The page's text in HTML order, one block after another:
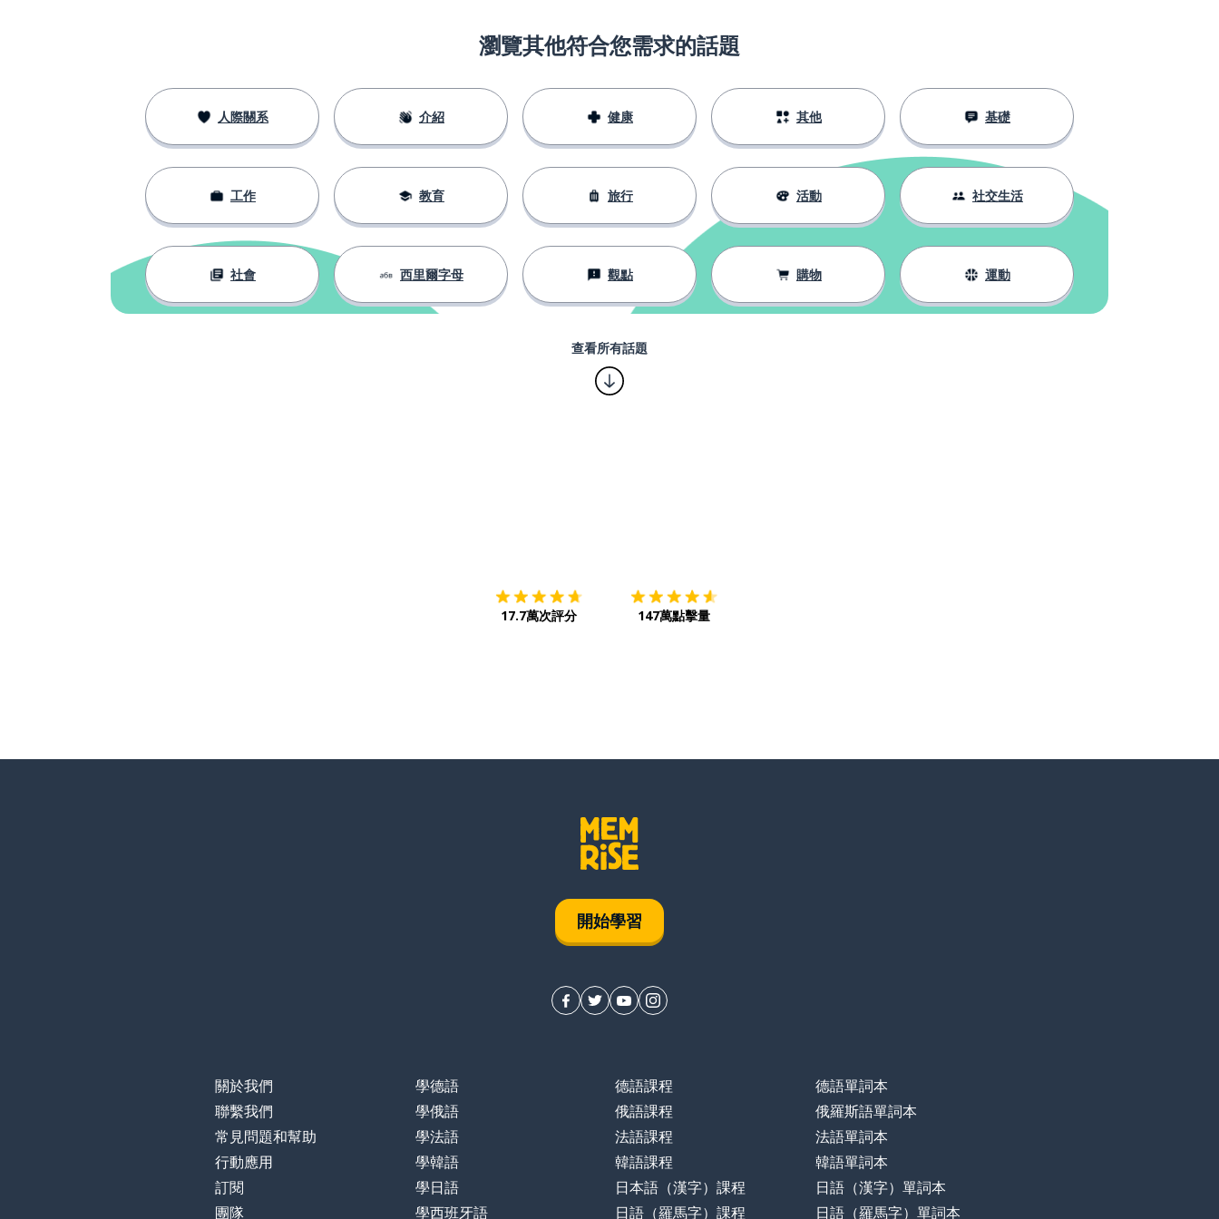
瀏覽其他符合您需求的話題
人際關系 介紹 健康 其他 基礎
工作 教育 旅行 活動 社交生活
社會 西里爾字母 觀點 購物 運動
查看所有話題
17.7萬次評分 147萬點擊量
開始學習
關於我們
聯繫我們
常見問題和幫助
行動應用
訂閱
團隊
學德語
學俄語
學法語
學韓語
學日語
學西班牙語
德語課程
俄語課程
法語課程
韓語課程
日本語（漢字）課程
日語（羅馬字）課程
德語單詞本
俄羅斯語單詞本
法語單詞本
韓語單詞本
日語（漢字）單詞本
日語（羅馬字）單詞本